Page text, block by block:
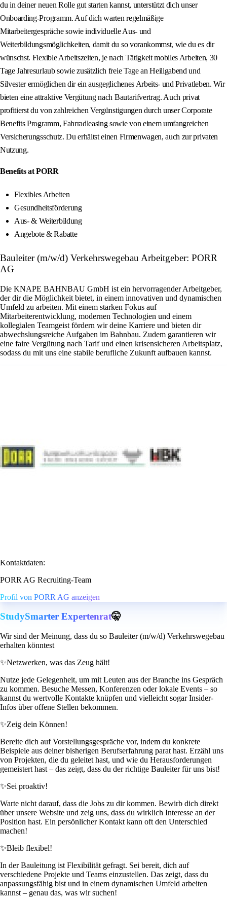
du in deiner neuen Rolle gut starten kannst, unterstützt dich unser
Onboarding-Programm. Auf dich warten regelmäßige
Mitarbeitergespräche sowie individuelle Aus- und
Weiterbildungsmöglichkeiten, damit du so vorankommst, wie du es dir
wünschst. Flexible Arbeitszeiten, je nach Tätigkeit mobiles Arbeiten, 30
Tage Jahresurlaub sowie zusätzlich freie Tage an Heiligabend und
Silvester ermöglichen dir ein ausgeglichenes Arbeits- und Privatleben. Wir
bieten eine attraktive Vergütung nach Bautarifvertrag. Auch privat
profitierst du von zahlreichen Vergünstigungen durch unser Corporate
Benefits Programm, Fahrradleasing sowie von einem umfangreichen
Versicherungsschutz. Du erhältst einen Firmenwagen, auch zur privaten
Nutzung.
Benefits at PORR
Flexibles Arbeiten
Gesundheitsförderung
Aus- & Weiterbildung
Angebote & Rabatte
Bauleiter (m/w/d) Verkehrswegebau Arbeitgeber: PORR
AG
Die KNAPE BAHNBAU GmbH ist ein hervorragender Arbeitgeber,
der dir die Möglichkeit bietet, in einem innovativen und dynamischen
Umfeld zu arbeiten. Mit einem starken Fokus auf
Mitarbeiterentwicklung, modernen Technologien und einem
kollegialen Teamgeist fördern wir deine Karriere und bieten dir
abwechslungsreiche Aufgaben im Bahnbau. Zudem garantieren wir
eine faire Vergütung nach Tarif und einen krisensicheren Arbeitsplatz,
sodass du mit uns eine stabile berufliche Zukunft aufbauen kannst.
Kontaktdaten:
PORR AG Recruiting-Team
Profil von PORR AG anzeigen
StudySmarter Expertenrat🤫
Wir sind der Meinung, dass du so Bauleiter (m/w/d) Verkehrswegebau
erhalten könntest
✨Netzwerken, was das Zeug hält!
Nutze jede Gelegenheit, um mit Leuten aus der Branche ins Gespräch
zu kommen. Besuche Messen, Konferenzen oder lokale Events – so
kannst du wertvolle Kontakte knüpfen und vielleicht sogar Insider-
Infos über offene Stellen bekommen.
✨Zeig dein Können!
Bereite dich auf Vorstellungsgespräche vor, indem du konkrete
Beispiele aus deiner bisherigen Berufserfahrung parat hast. Erzähl uns
von Projekten, die du geleitet hast, und wie du Herausforderungen
gemeistert hast – das zeigt, dass du der richtige Bauleiter für uns bist!
✨Sei proaktiv!
Warte nicht darauf, dass die Jobs zu dir kommen. Bewirb dich direkt
über unsere Website und zeig uns, dass du wirklich Interesse an der
Position hast. Ein persönlicher Kontakt kann oft den Unterschied
machen!
✨Bleib flexibel!
In der Bauleitung ist Flexibilität gefragt. Sei bereit, dich auf
verschiedene Projekte und Teams einzustellen. Das zeigt, dass du
anpassungsfähig bist und in einem dynamischen Umfeld arbeiten
kannst – genau das, was wir suchen!